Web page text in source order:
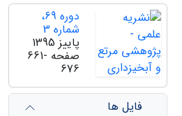
دوره 69،
شماره 3
پاییز 1395
صفحه 661-
676
فایل ها